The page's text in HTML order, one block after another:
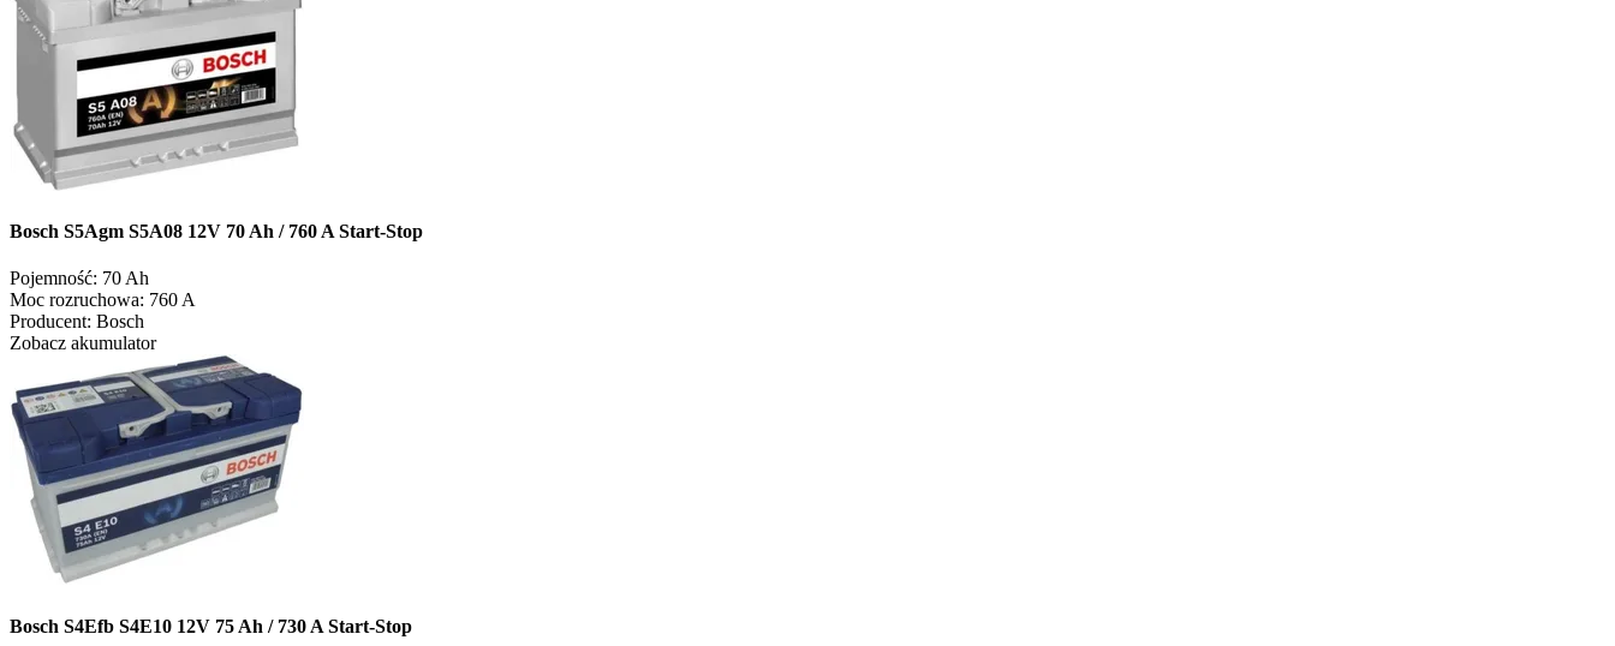
Bosch S5Agm S5A08 12V 70 Ah / 760 A Start-Stop
Pojemność: 70 Ah
Moc rozruchowa: 760 A
Producent: Bosch
Zobacz akumulator
Bosch S4Efb S4E10 12V 75 Ah / 730 A Start-Stop